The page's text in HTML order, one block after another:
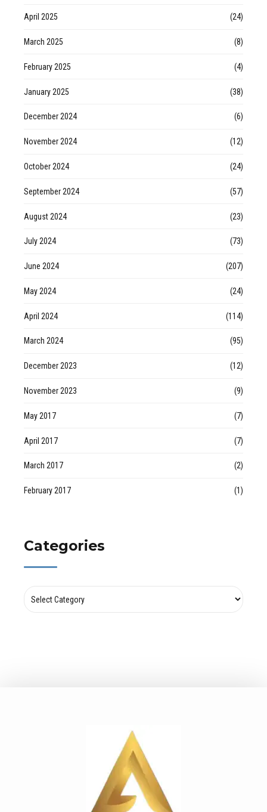
April 2025 (24)
March 2025 (8)
February 2025 (4)
January 2025 (38)
December 2024 (6)
November 2024 (12)
October 2024 (24)
September 2024 (57)
August 2024 (23)
July 2024 (73)
June 2024 (207)
May 2024 (24)
April 2024 (114)
March 2024 (95)
December 2023 (12)
November 2023 (9)
May 2017 (7)
April 2017 (7)
March 2017 (2)
February 2017 (1)
Categories